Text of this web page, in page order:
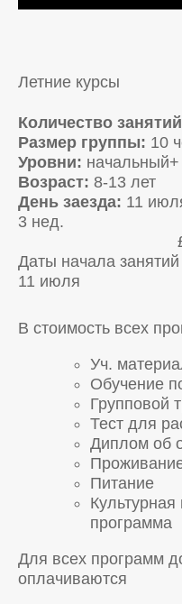
Летние курсы
Количество
Размер группы: 10
Уровни: начальный+
Возраст: 8-13 лет
День заезда: 11
3 нед.
Даты начала
11 июля
В стоимость всех
Уч.
Обучение
Групповой
Тест для
Диплом об
Питание
Культурная
программа
Для всех программ
оплачиваются